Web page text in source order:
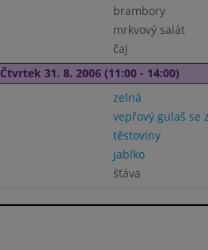
brambory
mrkvový salát
čaj
Čtvrtek 31. 8. 2006 (11:00 - 14:00)
zelná
vepřový gulaš se
těstoviny
jablko
šťáva